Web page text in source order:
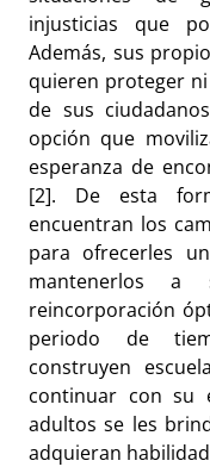
injusticias que
Además, sus
quieren proteger
de sus
opción que
esperanza de
[2]. De esta
encuentran los
para ofrecerles
mantenerlos
reincorporación
periodo de
construyen
continuar con su
adultos se les
adquieran